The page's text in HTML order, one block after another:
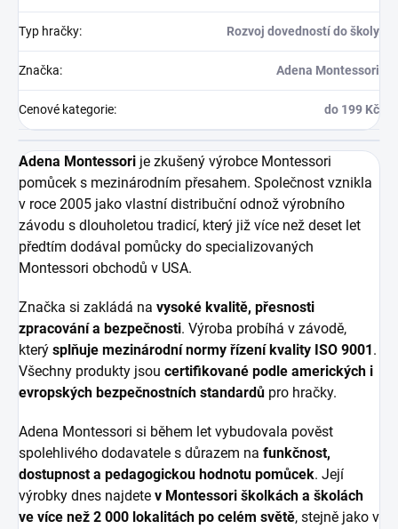
Typ hračky: Rozvoj dovedností do školy
Značka: Adena Montessori
Cenové kategorie: do 199 Kč
Adena Montessori je zkušený výrobce Montessori
pomůcek s mezinárodním přesahem. Společnost vznikla
v roce 2005 jako vlastní distribuční odnož výrobního
závodu s dlouholetou tradicí, který již více než deset let
předtím dodával pomůcky do specializovaných
Montessori obchodů v USA.
Značka si zakládá na vysoké kvalitě, přesnosti
zpracování a bezpečnosti. Výroba probíhá v závodě,
který splňuje mezinárodní normy řízení kvality ISO 9001.
Všechny produkty jsou certifikované podle amerických i
evropských bezpečnostních standardů pro hračky.
Adena Montessori si během let vybudovala pověst
spolehlivého dodavatele s důrazem na funkčnost,
dostupnost a pedagogickou hodnotu pomůcek. Její
výrobky dnes najdete v Montessori školkách a školách
ve více než 2 000 lokalitách po celém světě, stejně jako v